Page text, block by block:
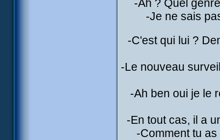
-Ah ? Quel
-Je ne sais
-C'est qui lui ?
-Le nouveau
-Ah ben oui je le
-En tout cas, il a
-Comment tu